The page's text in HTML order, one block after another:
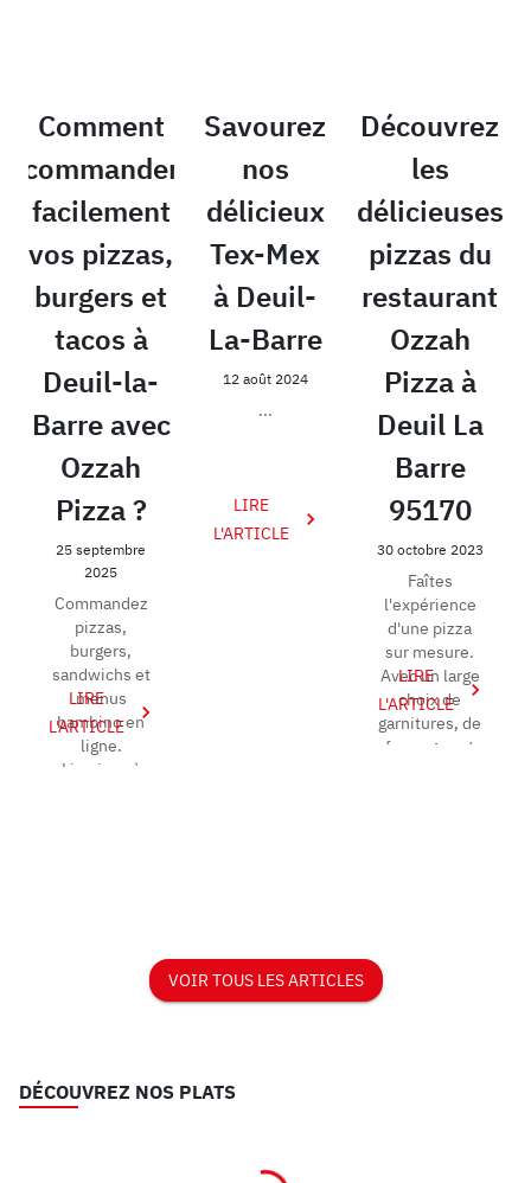
Comment
commander
facilement
vos pizzas,
burgers et
tacos à
Deuil-la-
Barre avec
Ozzah
Pizza ?
25 septembre
2025
Commandez
pizzas,
burgers,
sandwichs et
menus
bambino en
ligne.
Livraison à
LIRE
L'ARTICLE
Savourez
nos
délicieux
Tex-Mex
à Deuil-
La-Barre
12 août 2024
...
LIRE
L'ARTICLE
Découvrez
les
délicieuses
pizzas du
restaurant
Ozzah
Pizza à
Deuil La
Barre
95170
30 octobre 2023
Faîtes
l'expérience
d'une pizza
sur mesure.
Avec un large
choix de
garnitures, de
fromages et
LIRE
L'ARTICLE
VOIR TOUS LES ARTICLES
DÉCOUVREZ NOS PLATS